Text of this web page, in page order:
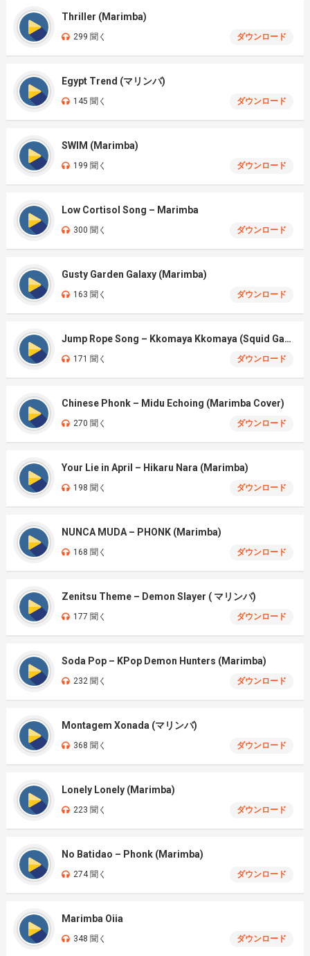
Thriller (Marimba)
299 聞く ダウンロード
Egypt Trend (マリンバ)
145 聞く ダウンロード
SWIM (Marimba)
199 聞く ダウンロード
Low Cortisol Song – Marimba
300 聞く ダウンロード
Gusty Garden Galaxy (Marimba)
163 聞く ダウンロード
Jump Rope Song – Kkomaya Kkomaya (Squid Game Season 3)
171 聞く ダウンロード
Chinese Phonk – Midu Echoing (Marimba Cover)
270 聞く ダウンロード
Your Lie in April – Hikaru Nara (Marimba)
198 聞く ダウンロード
NUNCA MUDA – PHONK (Marimba)
168 聞く ダウンロード
Zenitsu Theme – Demon Slayer ( マリンバ)
177 聞く ダウンロード
Soda Pop – KPop Demon Hunters (Marimba)
232 聞く ダウンロード
Montagem Xonada (マリンバ)
368 聞く ダウンロード
Lonely Lonely (Marimba)
223 聞く ダウンロード
No Batidao – Phonk (Marimba)
274 聞く ダウンロード
Marimba Oiia
348 聞く ダウンロード